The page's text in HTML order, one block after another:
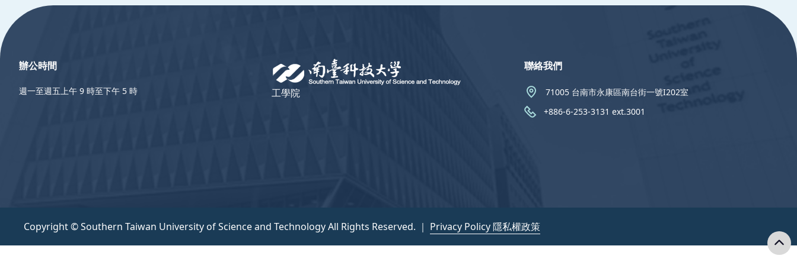
工學院
聯絡我們
71005 台南市永康區南台街一號I202室
+886-6-253-3131 ext.3001
辦公時間
週一至週五上午 9 時至下午 5 時
Copyright © Southern Taiwan University of Science and Technology All Rights Reserved. ｜ Privacy Policy 隱私權政策